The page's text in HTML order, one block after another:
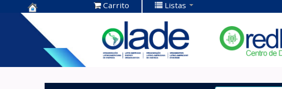
Centro de
Documentación
OLADE -
Carrito Listas